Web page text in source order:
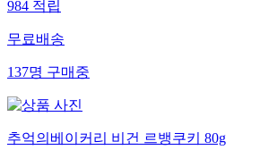
984적립
무료배송
137명구매중
추억의베이커리 비건 르뱅쿠키 80g